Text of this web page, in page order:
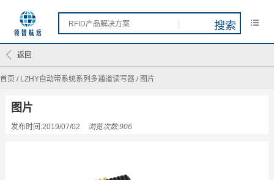
首页 / LZHY自动带系统系列多通道读写器 / 图片
返回
图片
发布时间:2019/07/02 浏览次数:906